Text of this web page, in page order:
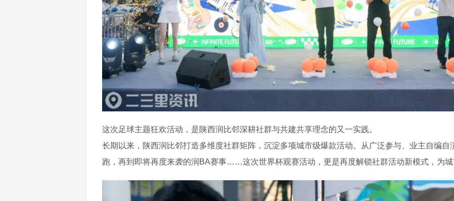
这次足球主题狂欢活动，是陕西润比邻深耕社群与共建共享理念的又一实践。
长期以来，陕西润比邻打造多维度社群矩阵，沉淀多项城市级爆款活动。从广泛参与、业主自编
跑，再到即将再度来袭的润BA赛事……这次世界杯观赛活动，更是再度解锁社群活动新模式，为城